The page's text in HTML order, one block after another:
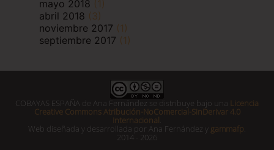
mayo 2018 (1)
abril 2018 (3)
noviembre 2017 (1)
septiembre 2017 (1)
COBAYAS ESPAÑA de Ana Fernández se distribuye bajo una Licencia
Creative Commons Atribución-NoComercial-SinDerivar 4.0
Internacional.
Web diseñada y desarrollada por Ana Fernández y gammafp.
2014 - 2026